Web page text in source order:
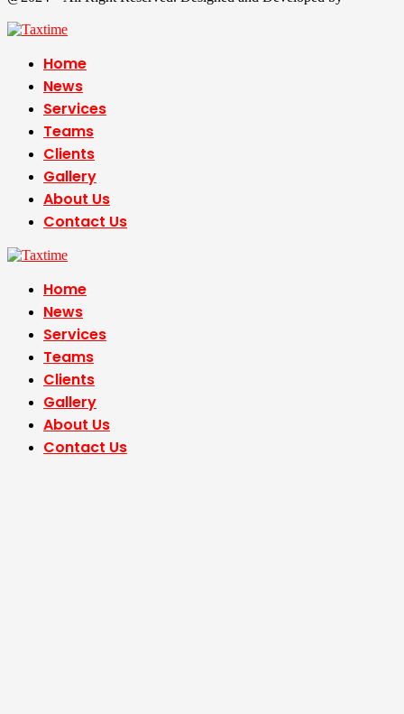
Home
News
Services
Teams
Clients
Gallery
About Us
Contact Us
Home
News
Services
Teams
Clients
Gallery
About Us
Contact Us